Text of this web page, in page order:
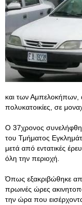
και των Αμπελοκήπων,
πολυκατοικίες, σε
Ο 37χρονος
του Τμήματος
μετά από εντατικές
όλη την περιοχή.
Όπως εξακριβώθηκε
πρωινές ώρες
την ώρα που